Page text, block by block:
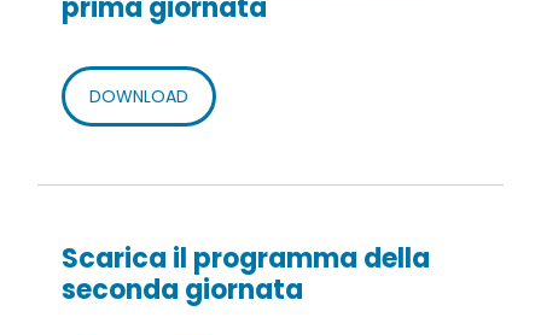
prima giornata
DOWNLOAD
Scarica il programma della
seconda giornata